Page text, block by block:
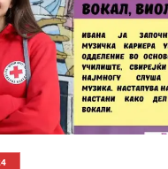
ИСТОРИЈАТ НА ЦКРМ
ИСТОРИЈАТ НА ДВИЖЕЊЕТО
НА ОРГАНИЗАЦИЈАТА